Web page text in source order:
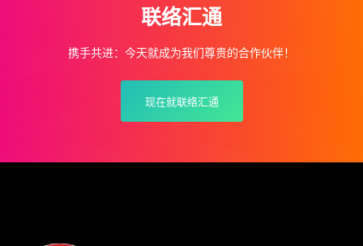
联络汇通
携手共进：今天就成为我们尊贵的合作伙伴！
现在就联络汇通